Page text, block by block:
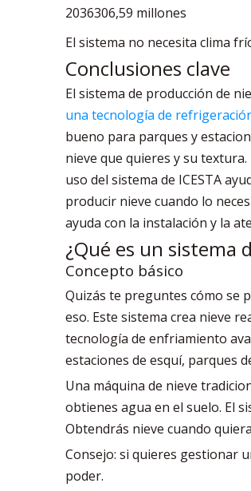
2036306,59 millones
El sistema no necesita clima
Conclusiones clave
El sistema de producción de
una tecnología de
bueno para parques y
nieve que quieres y su
uso del sistema de ICESTA
producir nieve cuando lo
ayuda con la instalación y la
¿Qué es un sistema
Concepto básico
Quizás te preguntes cómo se
eso. Este sistema crea nieve
tecnología de enfriamiento
estaciones de esquí, parques
Una máquina de nieve
obtienes agua en el suelo. El
Obtendrás nieve cuando
Consejo: si quieres gestionar
poder.